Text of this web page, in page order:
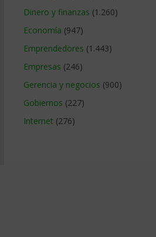
Dinero y finanzas (1.260)
Economía (947)
Emprendedores (1.443)
Empresas (246)
Gerencia y negocios (900)
Gobiernos (227)
Internet (276)